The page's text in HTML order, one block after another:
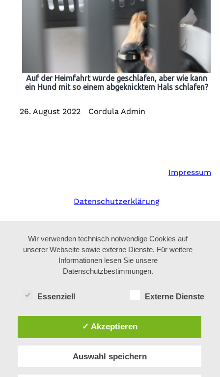
Auf der Heimfahrt wurde geschlafen, aber wie kann
ein Hund mit so einem abgeknicktem Hals schlafen?
26. August 2022 Cordula Admin
Impressum
Datenschutzerklärung
Wir verwenden technisch notwendige Cookies auf
unserer Webseite sowie externe Dienste. Für weitere
Informationen lesen Sie unsere
Datenschutzbestimmungen.
Essenziell Externe Dienste
✓ Akzeptieren
Auswahl speichern